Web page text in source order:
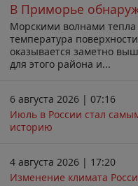
В Приморье
Морскими волнами
температура
оказывается заметно
для этого района и...
6 августа 2026 | 07:16
Июль в России стал
историю
4 августа 2026 | 17:20
Изменение климата